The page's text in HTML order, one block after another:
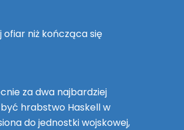
ofiar niż kończąca się
za dwa najbardziej
hrabstwo Haskell w
do jednostki wojskowej,